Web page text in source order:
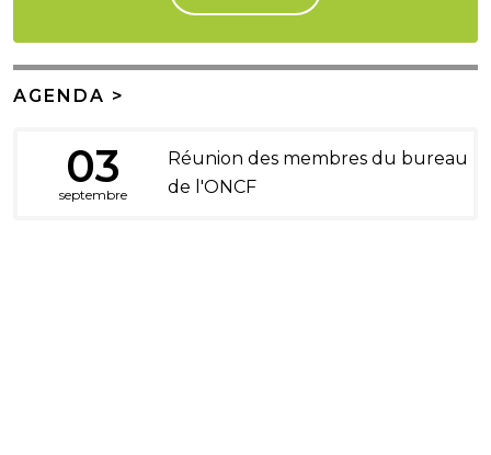
AGENDA >
03
septembre
Réunion des membres du bureau
de l'ONCF